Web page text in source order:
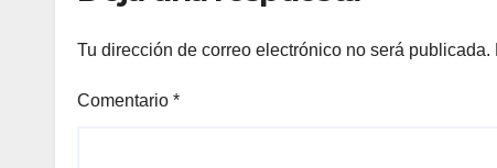
Tu dirección de correo electrónico no será publicada.
Comentario *